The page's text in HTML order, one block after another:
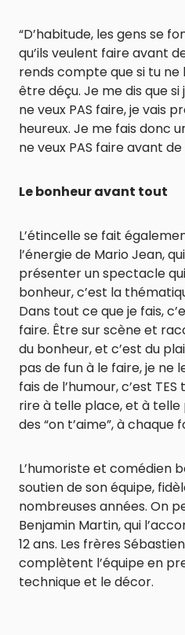
“D’habitude, les gens se
qu’ils veulent faire avant
rends compte que si tu ne
être déçu. Je me dis que si
ne veux PAS faire, je vais
heureux. Je me fais donc
ne veux PAS faire avant
Le bonheur avant tout
L’étincelle se fait
l’énergie de Mario Jean,
présenter un spectacle
bonheur, c’est la
Dans tout ce que je fais,
faire. Être sur scène et
du bonheur, et c’est du
pas de fun à le faire, je ne
fais de l’humour, c’est
rire à telle place, et à telle
des “on t’aime”, à chaque
L’humoriste et comédien
soutien de son équipe,
nombreuses années. On
Benjamin Martin, qui
12 ans. Les frères
complètent l’équipe en
technique et le décor.